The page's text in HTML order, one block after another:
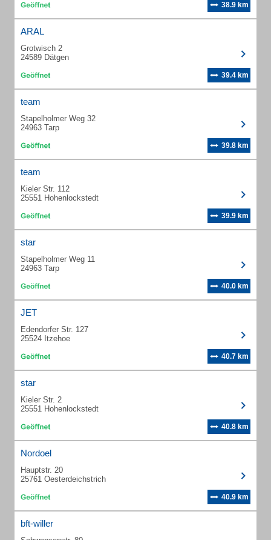
38.9 km
ARAL
Grotwisch 2
24589 Dätgen
39.4 km
team
Stapelholmer Weg 32
24963 Tarp
39.8 km
team
Kieler Str. 112
25551 Hohenlockstedt
39.9 km
star
Stapelholmer Weg 11
24963 Tarp
40.0 km
JET
Edendorfer Str. 127
25524 Itzehoe
40.7 km
star
Kieler Str. 2
25551 Hohenlockstedt
40.8 km
Nordoel
Hauptstr. 20
25761 Oesterdeichstrich
40.9 km
bft-willer